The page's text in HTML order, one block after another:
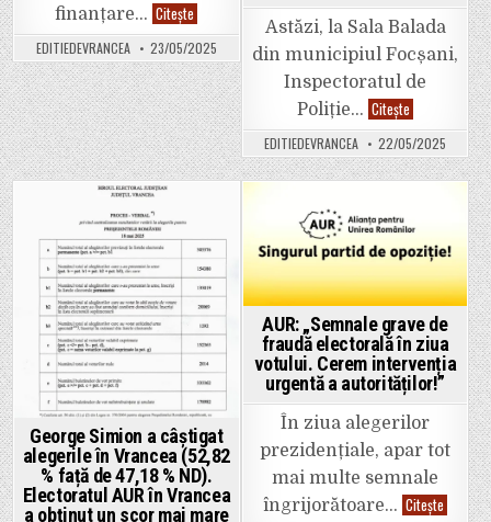
recolta
va
una
finanțare… Citește
organizații
non-
guvernamentale
vor
primi
10.000
de
euro
fiecare
de
la
CJ
derula
diverse
proiecte
EDITIEDEVRANCEA 23/05/2025
Astăzi, la Sala Balada
din municipiul Focșani,
Inspectoratul de
Poliție… Citește
ești
tu
când
nimeni
nu
EDITIEDEVRANCEA 22/05/2025
Posted
in
George Simion a câștigat
alegerile în Vrancea (52,82
% față de 47,18 % ND).
Electoratul AUR în Vrancea
a obținut un scor mai mare
Posted
in
AUR: „Semnale grave de
fraudă electorală în ziua
votului. Cerem intervenția
urgentă a autorităților!”
În ziua alegerilor
prezidențiale, apar tot
mai multe semnale
îngrijorătoare… Citește